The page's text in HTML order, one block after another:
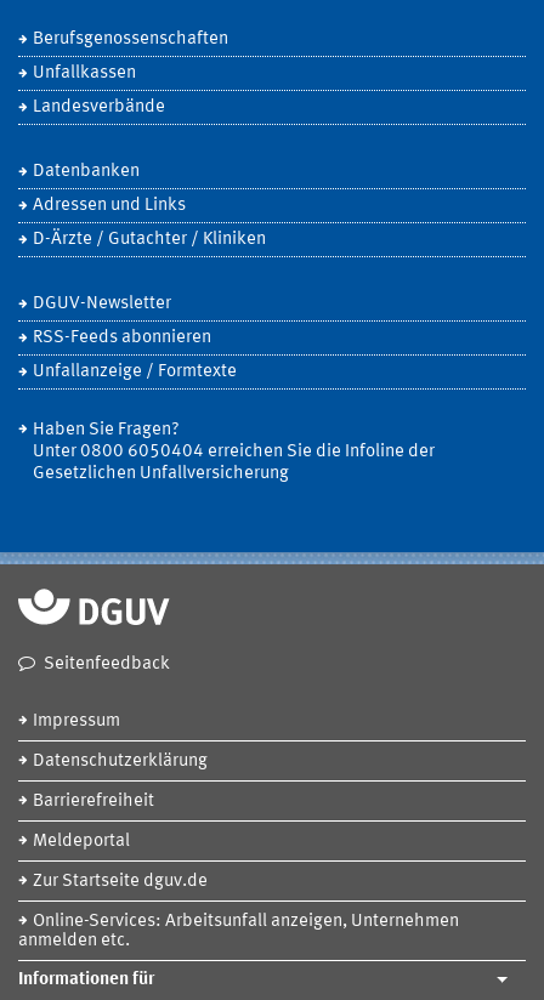
Berufsgenossenschaften
Unfallkassen
Landesverbände
Datenbanken
Adressen und Links
D-Ärzte / Gutachter / Kliniken
DGUV-Newsletter
RSS-Feeds abonnieren
Unfallanzeige / Formtexte
Haben Sie Fragen?
Unter 0800 6050404 erreichen Sie die Infoline der
Gesetzlichen Unfallversicherung
Seitenfeedback
Impressum
Datenschutzerklärung
Barrierefreiheit
Meldeportal
Zur Startseite dguv.de
Online-Services: Arbeitsunfall anzeigen, Unternehmen
anmelden etc.
Informationen für